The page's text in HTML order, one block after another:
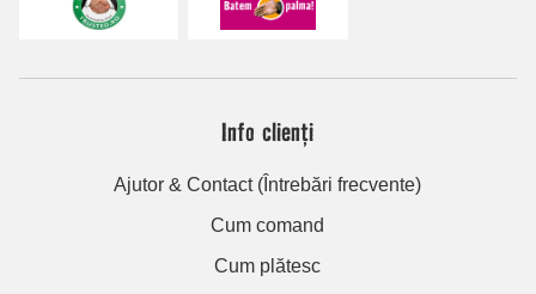
Info clienți
Ajutor & Contact (Întrebări frecvente)
Cum comand
Cum plătesc